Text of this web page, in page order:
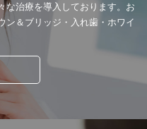
な治療を導入しております。お
ン＆ブリッジ・入れ歯・ホワイ